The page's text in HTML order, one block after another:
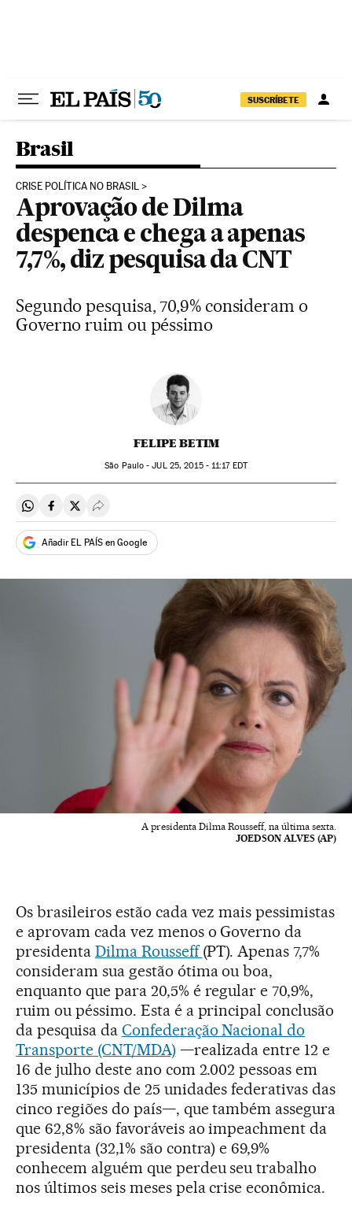
SUSCRÍBETE
Brasil
CRISE POLÍTICA NO BRASIL
Aprovação de Dilma
despenca e chega a apenas
7,7%, diz pesquisa da CNT
Segundo pesquisa, 70,9% consideram o
Governo ruim ou péssimo
FELIPE BETIM
São Paulo -JUL25, 2015 - 11:17EDT
Compartir en Whatsapp
Compartir en Facebook
Compartir en Twitter
Desplegar Redes Sociales
Añadir EL PAÍS en Google
A presidenta Dilma Rousseff, na última sexta.
JOEDSON ALVES (AP)
Os brasileiros estão cada vez mais pessimistas
e aprovam cada vez menos o Governo da
presidenta Dilma Rousseff(PT). Apenas 7,7%
consideram sua gestão ótima ou boa,
enquanto que para 20,5% é regular e 70,9%,
ruim ou péssimo. Esta é a principal conclusão
da pesquisa da Confederação Nacional do
Transporte (CNT/MDA) —realizada entre 12 e
16 de julho deste ano com 2.002 pessoas em
135 municípios de 25 unidades federativas das
cinco regiões do país—, que também assegura
que 62,8% são favoráveis ao impeachment da
presidenta (32,1% são contra) e 69,9%
conhecem alguém que perdeu seu trabalho
nos últimos seis meses pela crise econômica.